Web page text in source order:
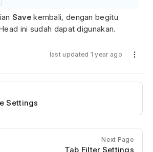
Savekembali, dengan begitu
ini sudah dapat digunakan.
last updated 1 year ago
Settings
Next Page
Tab Filter Settings